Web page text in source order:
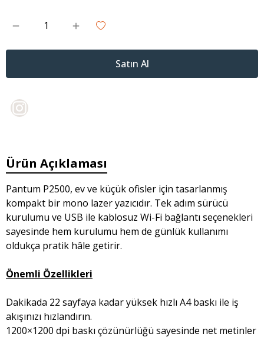
Satın Al
Ürün Açıklaması
Pantum P2500, ev ve küçük ofisler için tasarlanmış
kompakt bir mono lazer yazıcıdır. Tek adım sürücü
kurulumu ve USB ile kablosuz Wi-Fi bağlantı seçenekleri
sayesinde hem kurulumu hem de günlük kullanımı
oldukça pratik hâle getirir.
Önemli Özellikleri
Dakikada 22 sayfaya kadar yüksek hızlı A4 baskı ile iş
akışınızı hızlandırın.
1200×1200 dpi baskı çözünürlüğü sayesinde net metinler